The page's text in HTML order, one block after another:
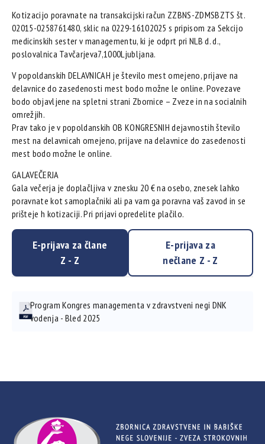
Kotizacijo poravnate na transakcijski račun ZZBNS-ZDMSBZTS št.
02015-0258761480, sklic na 0229-16102025 s pripisom za Sekcijo
medicinskih sester v managementu, ki je odprt pri NLB d. d.,
poslovalnica Tavčarjeva7,1000Ljubljana.
V popoldanskih DELAVNICAH je število mest omejeno, prijave na
delavnice do zasedenosti mest bodo možne le online. Povezave
bodo objavljene na spletni strani Zbornice – Zveze in na socialnih
omrežjih.
Prav tako je v popoldanskih OB KONGRESNIH dejavnostih število
mest na delavnicah omejeno, prijave na delavnice do zasedenosti
mest bodo možne le online.
GALAVEČERJA
Gala večerja je doplačljiva v znesku 20 € na osebo, znesek lahko
poravnate kot samoplačniki ali pa vam ga poravna vaš zavod in se
prišteje h kotizaciji. Pri prijavi opredelite plačilo.
E-prijava za člane
Z - Z
E-prijava za
nečlane Z - Z
Program Kongres managementa v zdravstveni negi DNK
vodenja - Bled 2025